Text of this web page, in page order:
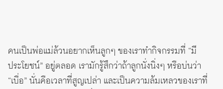
คนเป็นพ่อแม่ล้วนอยากเห็นลูกๆ ของเราทำกิจกรรมที่ “มี
ประโยชน์” อยู่ตลอด เรามักรู้สึกว่าถ้าลูกนั่งนิ่งๆ หรือบ่นว่า
“เบื่อ” นั่นคือเวลาที่สูญเปล่า และเป็นความล้มเหลวของเราที่